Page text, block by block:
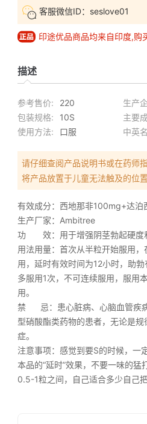
客服微信ID：seslove01
印途优品商品均来自印度,购
描述
参考售价: 220 生产
包装规格:
10S 主要
使用方法:
口服 中英
请仔细查阅产品说明书或在药师
将产品放置于儿童无法触及的位置
有效成分：西地那非100mg+达泊
生产厂家：Ambitree
功 效：用于增强阴茎勃起硬度
用法用量：首次从半粒开始服用
用，延时有效时间为12小时，助
多服用1次，不可连续服用，服用
用。
禁 忌：患心脏病、心脑血管疾
型硝酸酯类药物的患者，无论是
症。
注意事项：感觉到要S的时候，一
本品的“延时”效果，不要一味的
0.5-1粒之间，自己适合多少自己